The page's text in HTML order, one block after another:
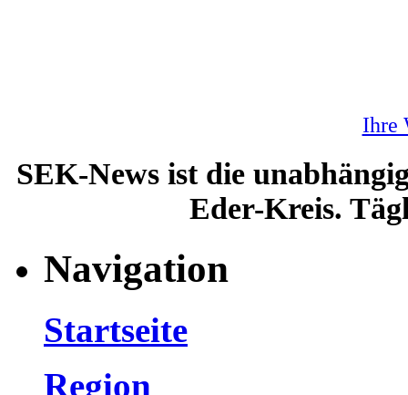
Ihre
SEK-News ist die
Eder-Kreis.
Navigation
Startseite
Region